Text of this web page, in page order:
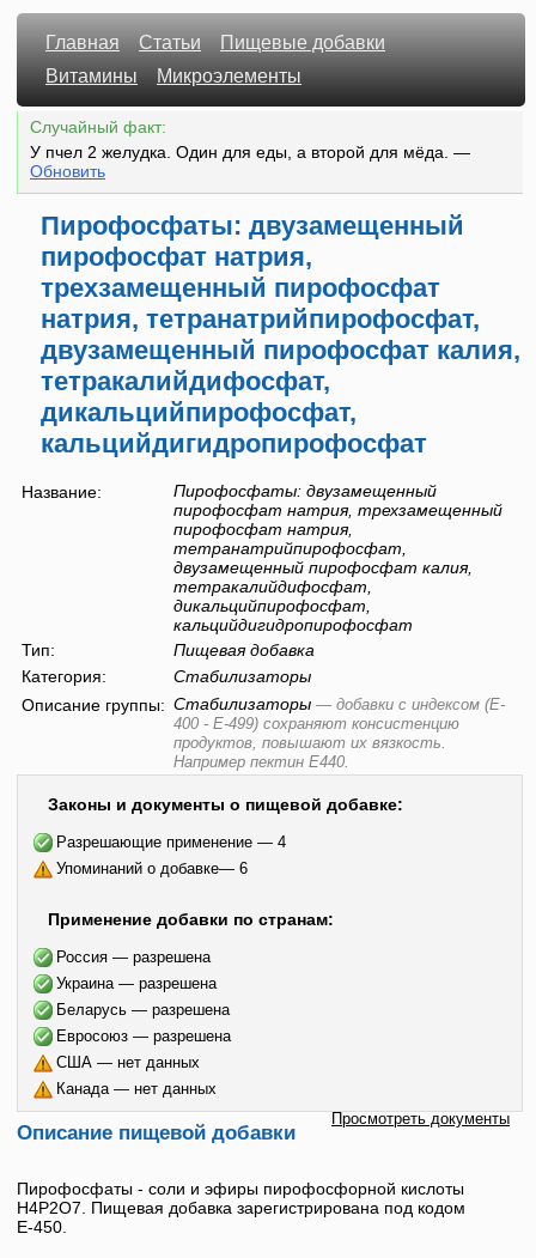
Главная Статьи
Пищевые добавки
Витамины
Микроэлементы
Случайный факт:
У пчел 2 желудка. Один для еды, а второй для мёда. —
Обновить
Пирофосфаты: двузамещенный
пирофосфат натрия,
трехзамещенный пирофосфат
натрия, тетранатрийпирофосфат,
двузамещенный пирофосфат калия,
тетракалийдифосфат,
дикальцийпирофосфат,
кальцийдигидропирофосфат
Название:
Пирофосфаты: двузамещенный
пирофосфат натрия, трехзамещенный
пирофосфат натрия,
тетранатрийпирофосфат,
двузамещенный пирофосфат калия,
тетракалийдифосфат,
дикальцийпирофосфат,
кальцийдигидропирофосфат
Тип:
Пищевая добавка
Категория:
Стабилизаторы
Описание группы: Стабилизаторы — добавки с индексом (E-
400 - E-499) сохраняют консистенцию
продуктов, повышают их вязкость.
Например пектин E440.
Законы и документы о пищевой добавке:
Разрешающие применение — 4
Упоминаний о добавке— 6
Применение добавки по странам:
Россия — разрешена
Украина — разрешена
Беларусь — разрешена
Евросоюз — разрешена
США — нет данных
Канада — нет данных
Просмотреть документы
Описание пищевой добавки
Пирофосфаты - соли и эфиры пирофосфорной кислоты
H4P2O7. Пищевая добавка зарегистрирована под кодом
Е-450.